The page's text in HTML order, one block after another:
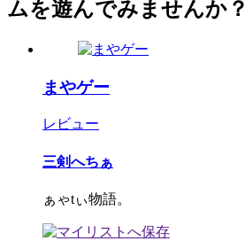
ムを遊んでみませんか？
まやゲー
レビュー
三剣へちぁ
ぁゃtぃ物語。